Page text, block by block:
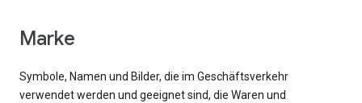
Marke
Symbole, Namen und Bilder, die im Geschäftsverkehr
verwendet werden und geeignet sind, die Waren und